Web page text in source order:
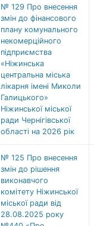
№ 129 Про внесення
змін до фінансового
плану комунального
некомерційного
підприємства
«Ніжинська
центральна міська
лікарня імені Миколи
Галицького»
Ніжинської міської
ради Чернігівської
області на 2026 рік
№ 125 Про внесення
змін до рішення
виконавчого
комітету Ніжинської
міської ради від
28.08.2025 року